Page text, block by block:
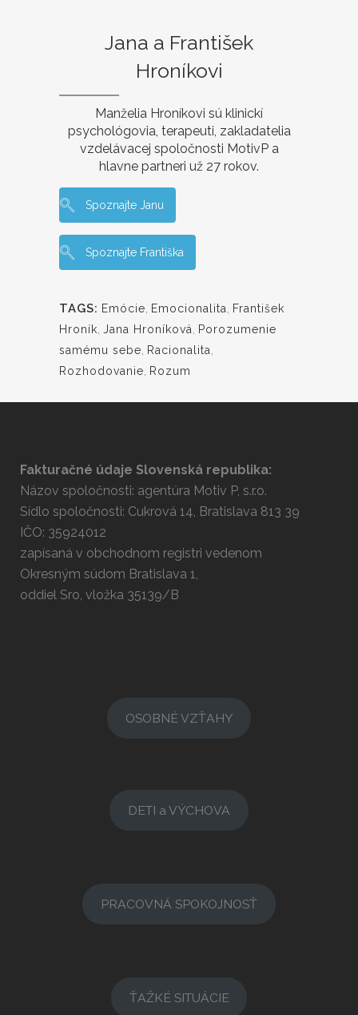
Jana a František
Hroníkovi
Manželia Hroníkovi sú klinickí
psychológovia, terapeuti, zakladatelia
vzdelávacej spoločnosti MotivP a
hlavne partneri už 27 rokov.
Spoznajte Janu
Spoznajte Františka
TAGS: Emócie Emocionalita
František
Hroník Jana Hroníková
Porozumenie
samému sebe
Racionalita
Rozhodovanie
Rozum
Fakturačné údaje Slovenská republika:
Názov spoločnosti: agentúra Motiv P, s.r.o.
Sídlo spoločnosti: Cukrová 14, Bratislava 813 39
IČO: 35924012
zapísaná v obchodnom registri vedenom
Okresným súdom Bratislava 1,
oddiel Sro, vložka 35139/B
OSOBNÉ VZŤAHY
DETI a VÝCHOVA
PRACOVNÁ SPOKOJNOSŤ
ŤAŽKÉ SITUÁCIE